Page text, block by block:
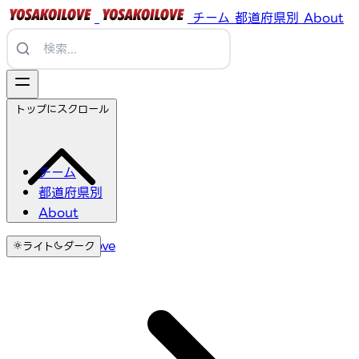
チーム 都道府県別 About
チーム
都道府県別
About
ライト ダーク
トップにスクロール
YosakoiLove